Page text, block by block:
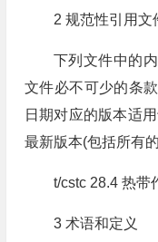
2 规范性引用文
下列文件中的
文件必不可少的条
日期对应的版本适
最新版本(包括所有
t/cstc 28.4 热带
3 术语和定义